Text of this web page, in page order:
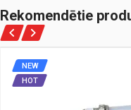
Rekomendētie
NEW
HOT